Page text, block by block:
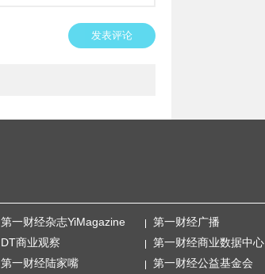
发表评论
第一财经杂志YiMagazine 第一财经广播
DT商业观察 第一财经商业数据中心
第一财经陆家嘴 第一财经公益基金会